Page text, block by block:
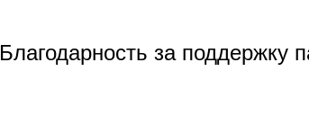
Благодарность за поддержку